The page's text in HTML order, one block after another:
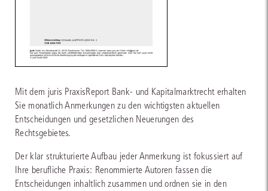
Mit dem juris PraxisReport Bank- und Kapitalmarktrecht erhalten
Sie monatlich Anmerkungen zu den wichtigsten aktuellen
Entscheidungen und gesetzlichen Neuerungen des
Rechtsgebietes.
Der klar strukturierte Aufbau jeder Anmerkung ist fokussiert auf
Ihre berufliche Praxis: Renommierte Autoren fassen die
Entscheidungen inhaltlich zusammen und ordnen sie in den